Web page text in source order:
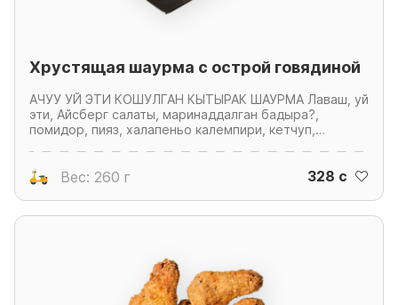
Хрустящая шаурма с острой говядиной
АЧУУ УЙ ЭТИ КОШУЛГАН КЫТЫРАК ШАУРМА Лаваш, уй
эти, Айсберг салаты, маринаддалган бадыра?,
помидор, пияз, халапеньо калемпири, кетчуп,
маринованные, помидор, лук, перец халапеньо,
кетчуп, майонез
Вес: 260 г 328 c